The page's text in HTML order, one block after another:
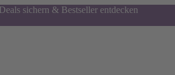
sichern & Bestseller entdecken